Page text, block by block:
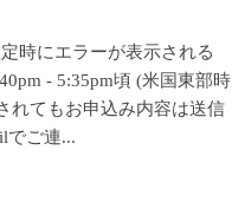
時にエラーが表示される
- 5:35pm頃 (米国東部時
れてもお申込み内容は送信
でご連...